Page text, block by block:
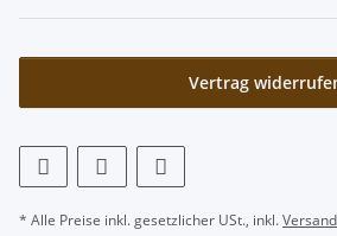
Vertrag
* Alle Preise inkl. gesetzlicher USt., inkl.Versand